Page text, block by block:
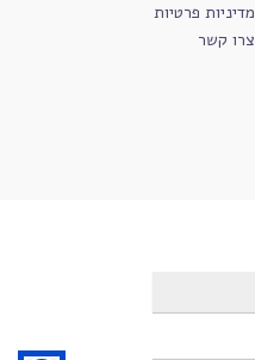
מדיניות פרטיות
צרו קשר